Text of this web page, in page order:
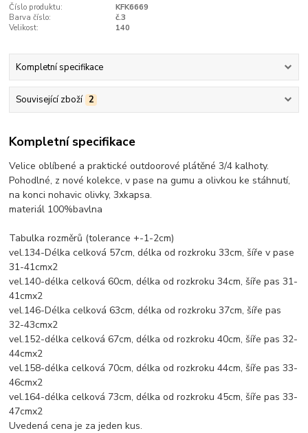
Číslo produktu:
KFK6669
Barva číslo:
č.3
Velikost:
140
Kompletní specifikace
Související zboží 2
Kompletní specifikace
Velice oblíbené a praktické outdoorové plátěné 3/4 kalhoty.
Pohodlné, z nové kolekce, v pase na gumu a olivkou ke stáhnutí,
na konci nohavic olivky, 3xkapsa.
materiál 100%bavlna
Tabulka rozměrů (tolerance +-1-2cm)
vel.134-Délka celková 57cm, délka od rozkroku 33cm, šíře v pase
31-41cmx2
vel.140-délka celková 60cm, délka od rozkroku 34cm, šíře pas 31-
41cmx2
vel.146-Délka celková 63cm, délka od rozkroku 37cm, šíře pas
32-43cmx2
vel.152-délka celková 67cm, délka od rozkroku 40cm, šíře pas 32-
44cmx2
vel.158-délka celková 70cm, délka od rozkroku 44cm, šíře pas 33-
46cmx2
vel.164-délka celková 73cm, délka od rozkroku 45cm, šíře pas 33-
47cmx2
Uvedená cena je za jeden kus.